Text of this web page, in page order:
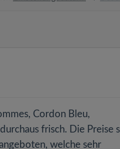
Cordon Bleu,
frisch. Die Preise
welche sehr